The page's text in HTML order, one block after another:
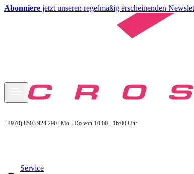
Abonniere jetzt unseren regelmäßig erscheinenden
+49 (0) 8503 924 290 | Mo - Do von 10:00 - 16:00 Uhr
Service